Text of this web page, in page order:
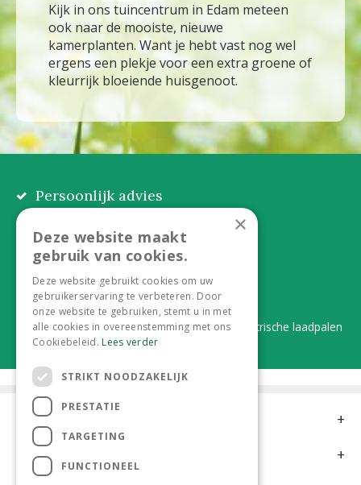
Kijk in ons tuincentrum in Edam meteen
ook naar de mooiste, nieuwe
kamerplanten. Want je hebt vast nog wel
ergens een plekje voor een extra groene of
kleurrijk bloeiende huisgenoot.
Persoonlijk advies
Alles onder één dak
Duurzaam en dorpsgemak
Lever je statiegeldflessen bij ons in én elektrische laadpalen
Contact
Openingstijden
×
Deze website maakt
gebruik van cookies.
Deze website gebruikt cookies om uw
gebruikerservaring te verbeteren. Door
onze website te gebruiken, stemt u in met
alle cookies in overeenstemming met ons
Cookiebeleid. Lees verder
STRIKT NOODZAKELIJK
PRESTATIE
TARGETING
FUNCTIONEEL